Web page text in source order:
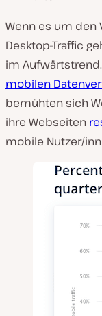
Wenn es um
Desktop-Traffic
im
mobilen
bemühten sich
ihre Webseiten
mobile Nutzer/